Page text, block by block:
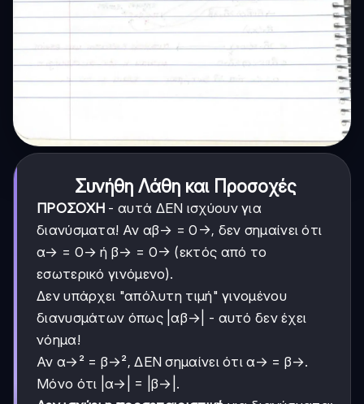
Συνήθη Λάθη και Προσοχές
ΠΡΟΣΟΧΗ - αυτά ΔΕΝ ισχύουν για
διανύσματα! Αν αβ→ = 0→, δεν σημαίνει ότι
α→ = 0→ ή β→ = 0→ (εκτός από το
εσωτερικό γινόμενο).
Δεν υπάρχει "απόλυτη τιμή" γινομένου
διανυσμάτων όπως |αβ→| - αυτό δεν έχει
νόημα!
Αν α→² = β→², ΔΕΝ σημαίνει ότι α→ = β→.
Μόνο ότι |α→| = |β→|.